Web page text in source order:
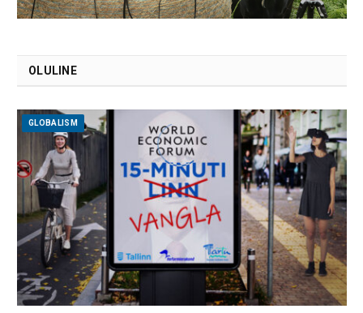
OLULINE
GLOBALISM